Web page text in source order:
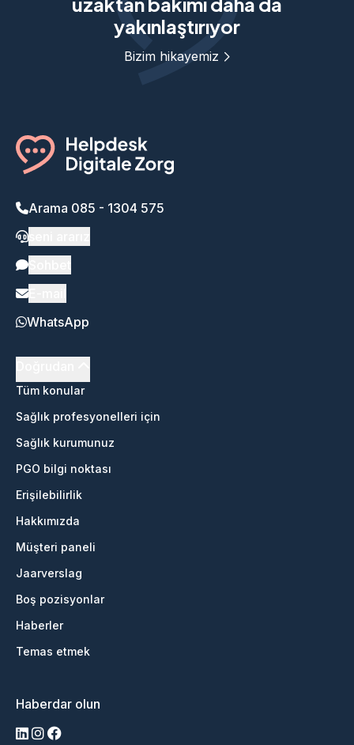
yakınlaştırıyor
Bizim hikayemiz
Arama 085 - 1304 575
WhatsApp
Tüm konular
Sağlık profesyonelleri için
Sağlık kurumunuz
PGO bilgi noktası
Erişilebilirlik
Hakkımızda
Müşteri paneli
Jaarverslag
Boş pozisyonlar
Haberler
Temas etmek
Haberdar olun
LinkedIn
Instagram
Facebook